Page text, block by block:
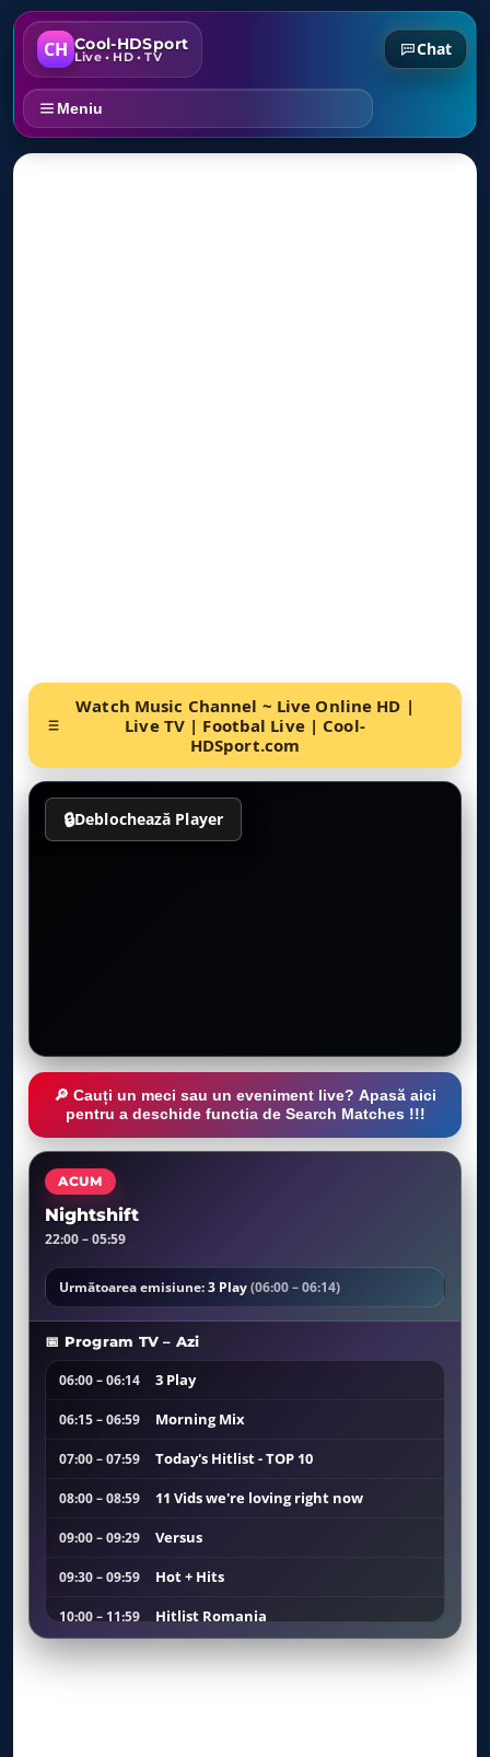
CH Cool-HDSport
Live • HD • TV
Meniu
Chat
Watch Music Channel ~ Live Online HD |
Live TV | Footbal Live | Cool-
HDSport.com
🔒Deblochează Player
🔎 Cauți un meci sau un eveniment live? Apasă aici
pentru a deschide functia de Search Matches !!!
ACUM
Nightshift
22:00 – 05:59
Următoarea emisiune:3 Play(06:00 – 06:14)
📅 Program TV – Azi
06:00 – 06:14 3 Play
06:15 – 06:59 Morning Mix
07:00 – 07:59 Today's Hitlist - TOP 10
08:00 – 08:59 11 Vids we're loving right now
09:00 – 09:29 Versus
09:30 – 09:59 Hot + Hits
10:00 – 11:59 Hitlist Romania
Hot+Hits